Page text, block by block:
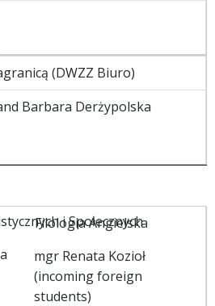
(DWZZ Biuro)
Barbara Derżypolska
Filologia Angielska
mgr Renata Kozioł
(incoming foreign
students)